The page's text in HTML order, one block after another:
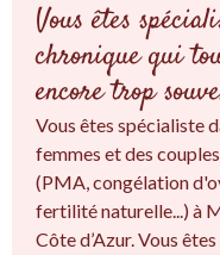
Vous êtes
chronique qui
encore trop
Vous êtes spécialiste
femmes et des
(PMA, congélation
fertilité naturelle...) à
Côte d’Azur. Vous